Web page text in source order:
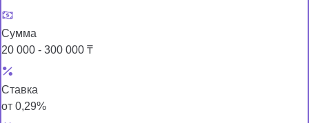
Сумма
20 000 - 300 000 ₸
Ставка
от 0,29%